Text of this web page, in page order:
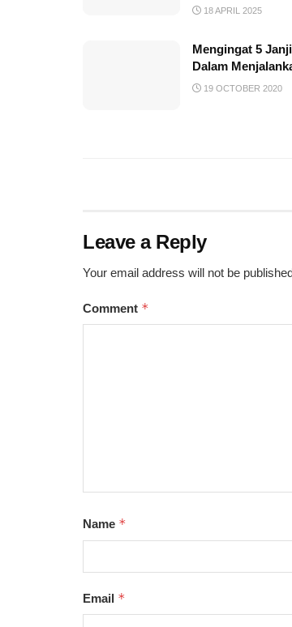
18 APRIL 2025
Mengingat 5
Dalam
19 OCTOBER 2020
Leave a Reply
Your email address will not be
Comment *
Name *
Email *